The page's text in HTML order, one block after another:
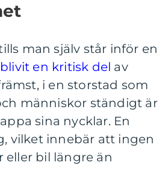
man själv står inför en
en kritisk del av
i en storstad som
människor ständigt är
sina nycklar. En
vilket innebär att ingen
eller bil längre än